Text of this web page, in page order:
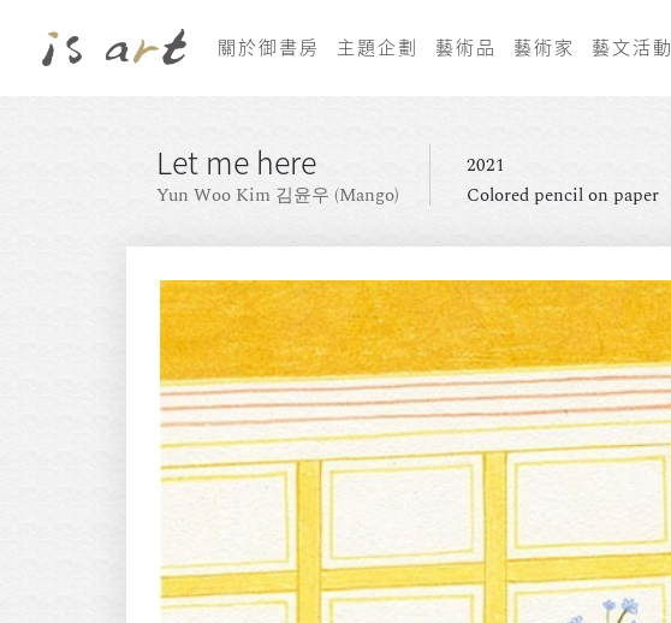
關於御書房 主題企劃 藝術品 藝術家 藝文活動
Let me here
Yun Woo Kim 김윤우 (Mango)
2021
Colored pencil on paper